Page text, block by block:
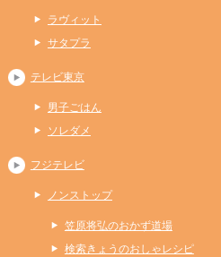
ラヴィット
サタプラ
テレビ東京
男子ごはん
ソレダメ
フジテレビ
ノンストップ
笠原将弘のおかず道場
検索きょうのおしゃレシピ